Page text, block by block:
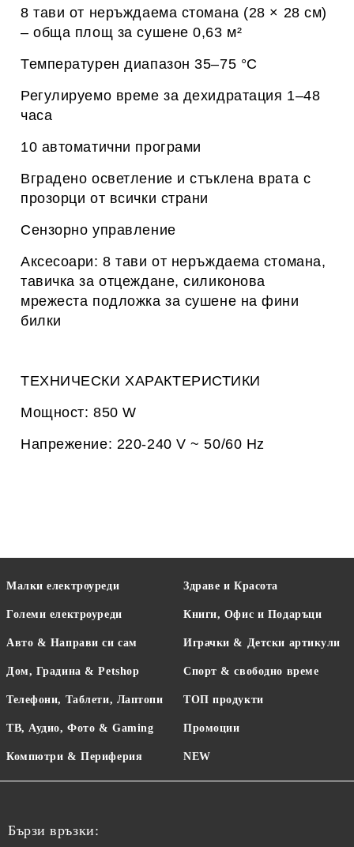
8 тави от неръждаема стомана (28 × 28 см)
– обща площ за сушене 0,63 м²
Температурен диапазон 35–75 °C
Регулируемо време за дехидратация 1–48
часа
10 автоматични програми
Вградено осветление и стъклена врата с
прозорци от всички страни
Сензорно управление
Аксесоари: 8 тави от неръждаема стомана,
тавичка за отцеждане, силиконова
мрежеста подложка за сушене на фини
билки
ТЕХНИЧЕСКИ ХАРАКТЕРИСТИКИ
Мощност: 850 W
Напрежение: 220-240 V ~ 50/60 Hz
Малки електроуреди
Големи електроуреди
Авто & Направи си сам
Дом, Градина & Petshop
Телефони, Таблети, Лаптопи
ТВ, Аудио, Фото & Gaming
Компютри & Периферия
Здраве и Красота
Книги, Офис и Подаръци
Играчки & Детски артикули
Спорт & свободно време
ТОП продукти
Промоции
NEW
Бързи връзки: